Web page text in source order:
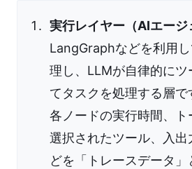
実行レイヤー（AIエージ
LangGraphなどを利用
理し、LLMが自律的にツ
てタスクを処理する層で
各ノードの実行時間、ト
選択されたツール、入出
どを「トレースデータ」